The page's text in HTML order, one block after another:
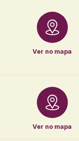
Ver no mapa
Ver no mapa